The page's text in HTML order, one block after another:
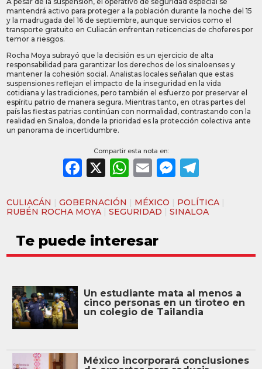
mantendrá activo para proteger a la población durante la noche del 15
y la madrugada del 16 de septiembre, aunque servicios como el
transporte gratuito en Culiacán enfrentan reticencias de choferes por
temor a riesgos.
Rocha Moya subrayó que la decisión es un ejercicio de alta
responsabilidad para garantizar los derechos de los sinaloenses y
mantener la cohesión social. Analistas locales señalan que estas
suspensiones reflejan el impacto de la inseguridad en la vida
cotidiana y las tradiciones, pero también el esfuerzo por preservar el
espíritu patrio de manera segura. Mientras tanto, en otras partes del
país las fiestas patrias continúan con normalidad, contrastando con la
realidad en Sinaloa, donde la prioridad es la protección colectiva ante
un panorama de incertidumbre.
Compartir esta nota en:
Facebook
X WhatsApp
Email
CULIACÁN |GOBERNACIÓN | MÉXICO | POLÍTICA |
RUBÉN ROCHA MOYA |SEGURIDAD |SINALOA
Te puede interesar
Un estudiante mata al menos a
cinco personas en un tiroteo en
un colegio de Tailandia
México incorporará conclusiones